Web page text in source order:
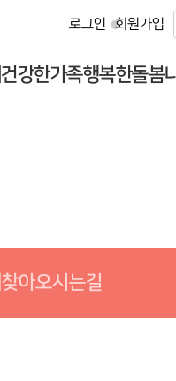
로그인 회원가입
건강한가족행복한돌봄
찾아오시는길